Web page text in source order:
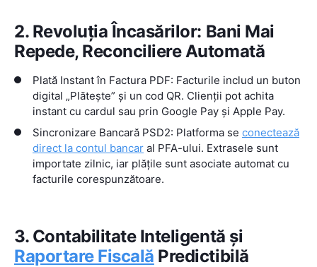
2. Revoluția Încasărilor: Bani Mai
Repede, Reconciliere Automată
Plată Instant în Factura PDF: Facturile includ un buton
digital „Plătește” și un cod QR. Clienții pot achita
instant cu cardul sau prin Google Pay și Apple Pay.
Sincronizare Bancară PSD2: Platforma se conectează
direct la contul bancar al PFA-ului. Extrasele sunt
importate zilnic, iar plățile sunt asociate automat cu
facturile corespunzătoare.
3. Contabilitate Inteligentă și
Raportare Fiscală Predictibilă